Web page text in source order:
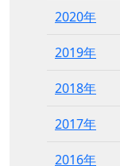
2020年
2019年
2018年
2017年
2016年